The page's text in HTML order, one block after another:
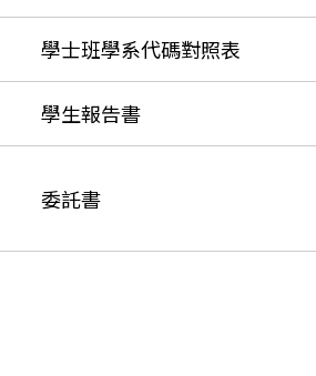
學士班學系代碼對照表
學生報告書
委託書